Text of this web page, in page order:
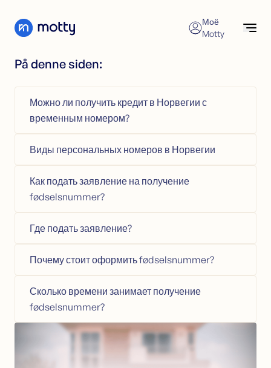
Моё
Motty
Проверьте предложения
Потребительский кредит
Рефинансирование
Ипотечный кредит
Отправьте заявку на кредит
Рефинансирование кредитов
Калькулятор потребительского кредита
Рефинансирование
Рефинансирование без залога
Рефинансирование под залог
Финансовая помощь
Кредитная Карта
Отправьте заявку на кредитную карту
Калькулятор кредитной карты
Ипотечный кредит
Кредит на жильё или дачу
Кредит на перезапуск финансов (NO)
Калькулятор ипотечного кредита
På denne siden:
Можно ли получить кредит в Норвегии с
временным номером?
Виды персональных номеров в Норвегии
Как подать заявление на получение
fødselsnummer?
Где подать заявление?
Почему стоит оформить fødselsnummer?
Сколько времени занимает получение
fødselsnummer?